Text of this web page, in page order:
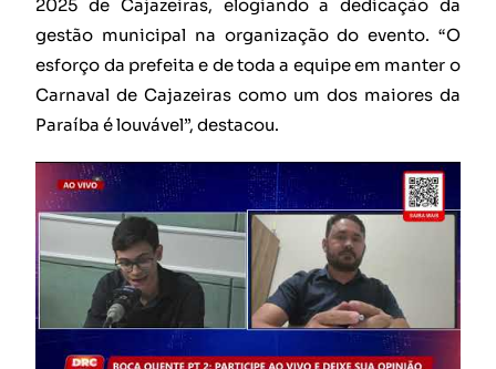
2025 de Cajazeiras, elogiando a dedicação da
gestão municipal na organização do evento. “O
esforço da prefeita e de toda a equipe em manter o
Carnaval de Cajazeiras como um dos maiores da
Paraíba é louvável”, destacou.